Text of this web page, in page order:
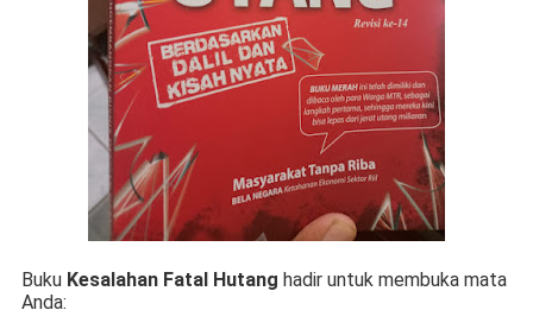
Buku Kesalahan Fatal Hutang hadir untuk membuka mata
Anda: